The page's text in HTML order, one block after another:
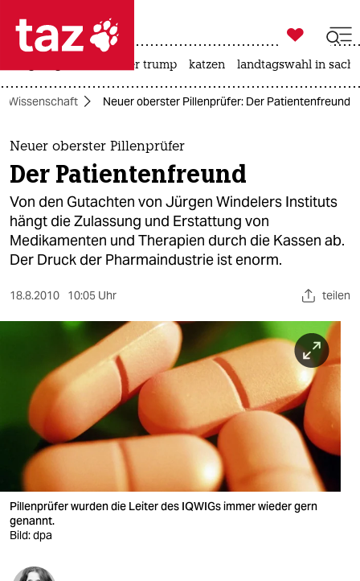
 taz zahl ich
taz zahl ich
themen
politik
öko
gesellschaft
kultur
sport
nord
wahrheit
verlag
verlag
veranstaltungen
shop

taz zahl ich
usa unter trump katzen landtagswahl in
Wissenschaft Neuer oberster Pillenprüfer: Der Patientenfreund
Neuer oberster Pillenprüfer
Der Patientenfreund
Von den Gutachten von Jürgen Windelers Instituts
hängt die Zulassung und Erstattung von
Medikamenten und Therapien durch die Kassen ab.
Der Druck der Pharmaindustrie ist enorm.
18.8.2010 10:05 Uhr teilen
Pillenprüfer wurden die Leiter des IQWIGs immer wieder gern
genannt.
Bild: dpa